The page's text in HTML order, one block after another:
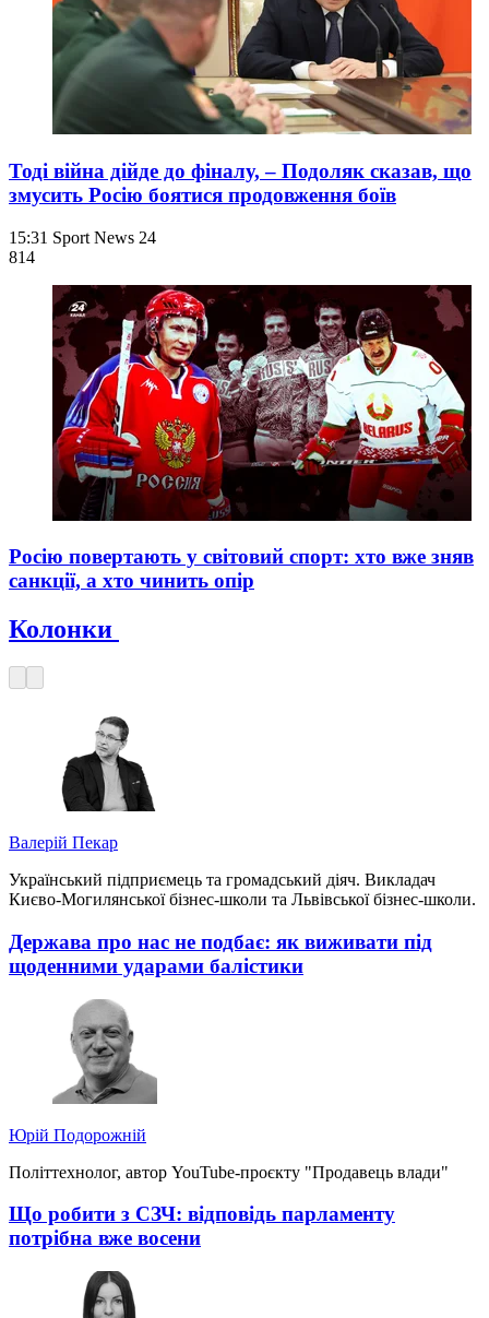
Тоді війна дійде до фіналу, – Подоляк сказав, що
змусить Росію боятися продовження боїв
15:31 Sport News 24
814
Росію повертають у світовий спорт: хто вже зняв
санкції, а хто чинить опір
Колонки
Валерій Пекар
Український підприємець та громадський діяч. Викладач
Києво-Могилянської бізнес-школи та Львівської бізнес-школи.
Держава про нас не подбає: як виживати під
щоденними ударами балістики
Юрій Подорожній
Політтехнолог, автор YouTube-проєкту "Продавець влади"
Що робити з СЗЧ: відповідь парламенту
потрібна вже восени